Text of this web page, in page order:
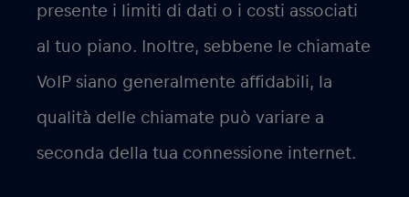
presente i limiti di dati o i costi associati
al tuo piano. Inoltre, sebbene le chiamate
VoIP siano generalmente affidabili, la
qualità delle chiamate può variare a
seconda della tua connessione internet.